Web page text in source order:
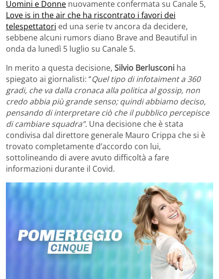
Uomini e Donne nuovamente confermata su Canale 5,
Love is in the air che ha riscontrato i favori dei
telespettatori ed una serie tv ancora da decidere,
sebbene alcuni rumors diano Brave and Beautiful in
onda da lunedì 5 luglio su Canale 5.
In merito a questa decisione, Silvio Berlusconi ha
spiegato ai giornalisti: “Quel tipo di infotaiment a 360
gradi, che va dalla cronaca alla politica al gossip, non
credo abbia più grande senso; quindi abbiamo deciso,
pensando di interpretare ciò che il pubblico percepisce
di cambiare squadra”. Una decisione che è stata
condivisa dal direttore generale Mauro Crippa che si è
trovato completamente d’accordo con lui,
sottolineando di avere avuto difficoltà a fare
informazioni durante il Covid.